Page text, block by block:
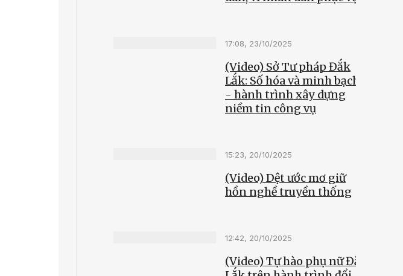
17:08, 23/10/2025
(Video) Sở Tư pháp Đắk
Lắk: Số hóa và minh bạch
- hành trình xây dựng
niềm tin công vụ
15:23, 20/10/2025
(Video) Dệt ước mơ giữ
hồn nghề truyền thống
12:42, 20/10/2025
(Video) Tự hào phụ nữ Đắk